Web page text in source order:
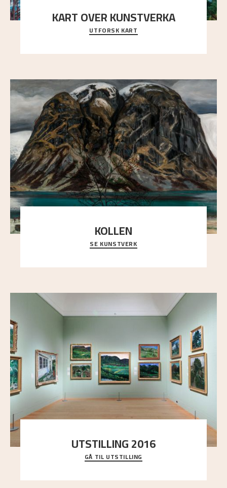
KART OVER KUNSTVERKA
Utforsk stedene og utsiktene i Astrups malerier
UTFORSK KART
KOLLEN
Et ruvende fjell dominerer bildeflaten, og står i
sterk kontrast til det spinkle rognetreet ute
SE KUNSTVERK
UTSTILLING 2016
En komplett oversikt over Nikolai Astrups
utstillinger, fra debuten i 1900 og frem til i dag.
GÅ TIL UTSTILLING